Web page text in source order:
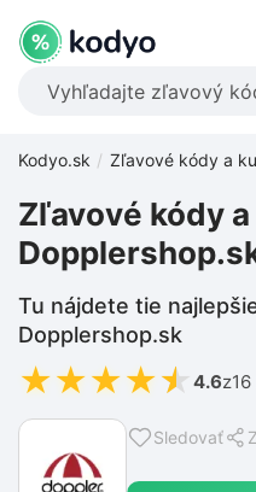
Kodyo.sk Zľavové kódy a
Sledovať
Zľavové kódy
Tu nájdete tie
Dopplershop.sk
★★★★★ 4.6z